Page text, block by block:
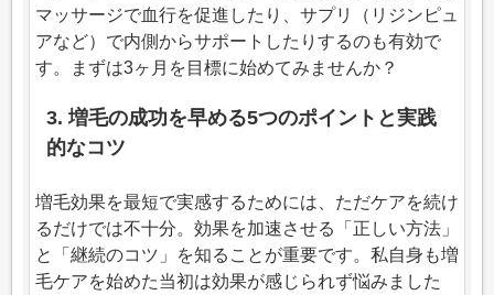
マッサージで血行を促進したり、サプリ（リジンピュ
アなど）で内側からサポートしたりするのも有効で
す。まずは3ヶ月を目標に始めてみませんか？
3. 増毛の成功を早める5つのポイントと実践
的なコツ
増毛効果を最短で実感するためには、ただケアを続け
るだけでは不十分。効果を加速させる「正しい方法」
と「継続のコツ」を知ることが重要です。私自身も増
毛ケアを始めた当初は効果が感じられず悩みました